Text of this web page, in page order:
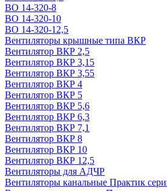
ВО 14-320-8
ВО 14-320-10
ВО 14-320-12,5
Вентиляторы крышные типа ВКР
Вентилятор ВКР 2,5
Вентилятор ВКР 3,15
Вентилятор ВКР 3,55
Вентилятор ВКР 4
Вентилятор ВКР 5
Вентилятор ВКР 5,6
Вентилятор ВКР 6,3
Вентилятор ВКР 7,1
Вентилятор ВКР 8
Вентилятор ВКР 10
Вентилятор ВКР 12,5
Вентиляторы для АДЧР
Вентиляторы канальные Практик